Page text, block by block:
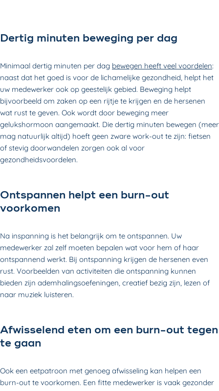
Dertig minuten beweging per dag
Minimaal dertig minuten per dag bewegen heeft veel voordelen:
naast dat het goed is voor de lichamelijke gezondheid, helpt het
uw medewerker ook op geestelijk gebied. Beweging helpt
bijvoorbeeld om zaken op een rijtje te krijgen en de hersenen
wat rust te geven. Ook wordt door beweging meer
gelukshormoon aangemaakt. Die dertig minuten bewegen (meer
mag natuurlijk altijd) hoeft geen zware work-out te zijn: fietsen
of stevig doorwandelen zorgen ook al voor
gezondheidsvoordelen.
Ontspannen helpt een burn-out
voorkomen
Na inspanning is het belangrijk om te ontspannen. Uw
medewerker zal zelf moeten bepalen wat voor hem of haar
ontspannend werkt. Bij ontspanning krijgen de hersenen even
rust. Voorbeelden van activiteiten die ontspanning kunnen
bieden zijn ademhalingsoefeningen, creatief bezig zijn, lezen of
naar muziek luisteren.
Afwisselend eten om een burn-out tegen
te gaan
Ook een eetpatroon met genoeg afwisseling kan helpen een
burn-out te voorkomen. Een fitte medewerker is vaak gezonder